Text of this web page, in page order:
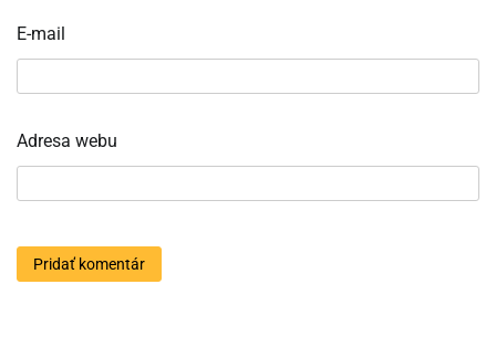
E-mail
Adresa webu